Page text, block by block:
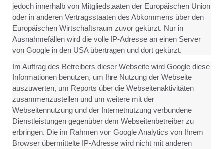
jedoch innerhalb von Mitgliedstaaten der Europäischen Union
oder in anderen Vertragsstaaten des Abkommens über den
Europäischen Wirtschaftsraum zuvor gekürzt. Nur in
Ausnahmefällen wird die volle IP-Adresse an einen Server
von Google in den USA übertragen und dort gekürzt.
Im Auftrag des Betreibers dieser Webseite wird Google diese
Informationen benutzen, um Ihre Nutzung der Webseite
auszuwerten, um Reports über die Webseitenaktivitäten
zusammenzustellen und um weitere mit der
Webseitennutzung und der Internetnutzung verbundene
Dienstleistungen gegenüber dem Webseitenbetreiber zu
erbringen. Die im Rahmen von Google Analytics von Ihrem
Browser übermittelte IP-Adresse wird nicht mit anderen